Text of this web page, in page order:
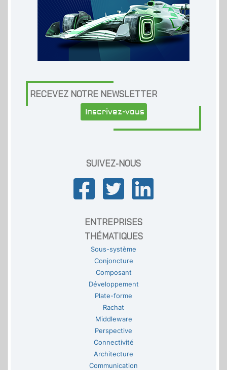
RECEVEZ NOTRE NEWSLETTER
Inscrivez-vous
SUIVEZ-NOUS
ENTREPRISES
THÉMATIQUES
Sous-système
Conjoncture
Composant
Développement
Plate-forme
Rachat
Middleware
Perspective
Connectivité
Architecture
Communication